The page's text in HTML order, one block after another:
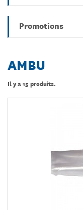
Promotions
AMBU
Il y a 15 produits.